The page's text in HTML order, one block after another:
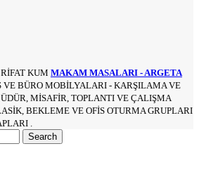
KUM MAKAM MASALARI - ARGETA
VE BÜRO MOBİLYALARI - KARŞILAMA VE
MİSAFİR, TOPLANTI VE ÇALIŞMA
BEKLEME VE OFİS OTURMA GRUPLARI
.
Search